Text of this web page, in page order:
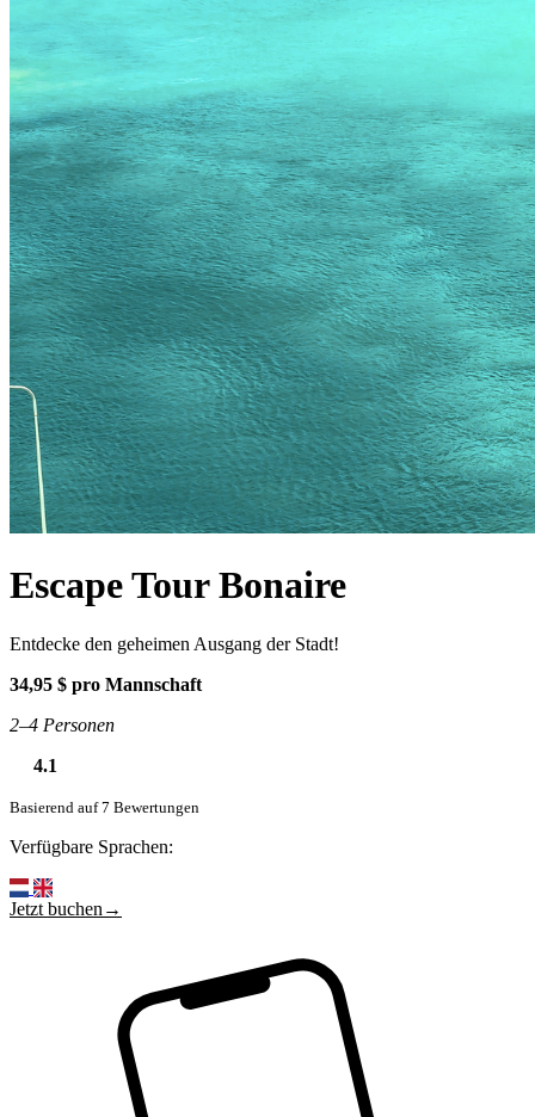
Escape Tour Bonaire
Entdecke den geheimen Ausgang der Stadt!
34,95 $ pro Mannschaft
2–4 Personen
4.1
Basierend auf 7 Bewertungen
Verfügbare Sprachen:
Jetzt buchen→